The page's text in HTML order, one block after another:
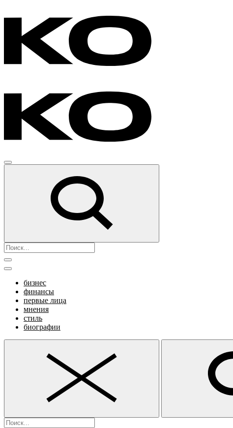
бизнес
финансы
первые лица
мнения
стиль
биографии